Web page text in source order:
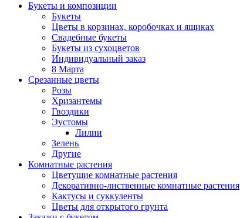
Букеты и композиции
Букеты
Цветы в корзинах, коробочках и ящиках
Свадебные букеты
Букеты из сухоцветов
Индивидуальный заказ
8 Марта
Срезанные цветы
Розы
Хризантемы
Гвоздики
Эустомы
Лилии
Зелень
Другие
Комнатные растения
Цветущие комнатные растения
Декоративно-лиственные комнатные растения
Кактусы и суккуленты
Цветы для открытого грунта